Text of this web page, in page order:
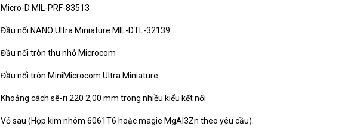
Micro-D MIL-PRF-83513
Đầu nối NANO Ultra Miniature MIL-DTL-32139
Đầu nối tròn thu nhỏ Microcom
Đầu nối tròn MiniMicrocom Ultra Miniature
Khoảng cách sê-ri 220 2,00 mm trong nhiều kiểu kết nối
Vỏ sau (Hợp kim nhôm 6061T6 hoặc magie MgAl3Zn theo yêu cầu).